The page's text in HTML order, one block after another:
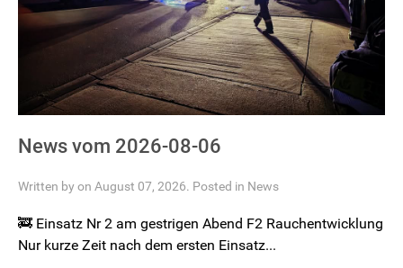
News vom 2026-08-06
Written by on August 07, 2026. Posted in News
🚒 Einsatz Nr 2 am gestrigen Abend F2 Rauchentwicklung
Nur kurze Zeit nach dem ersten Einsatz...